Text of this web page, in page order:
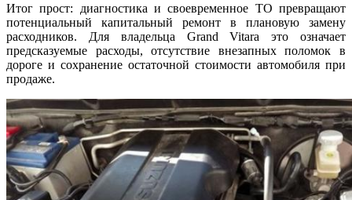
Итог прост: диагностика и своевременное ТО превращают
потенциальный капитальный ремонт в плановую замену
расходников. Для владельца Grand Vitara это означает
предсказуемые расходы, отсутствие внезапных поломок в
дороге и сохранение остаточной стоимости автомобиля при
продаже.